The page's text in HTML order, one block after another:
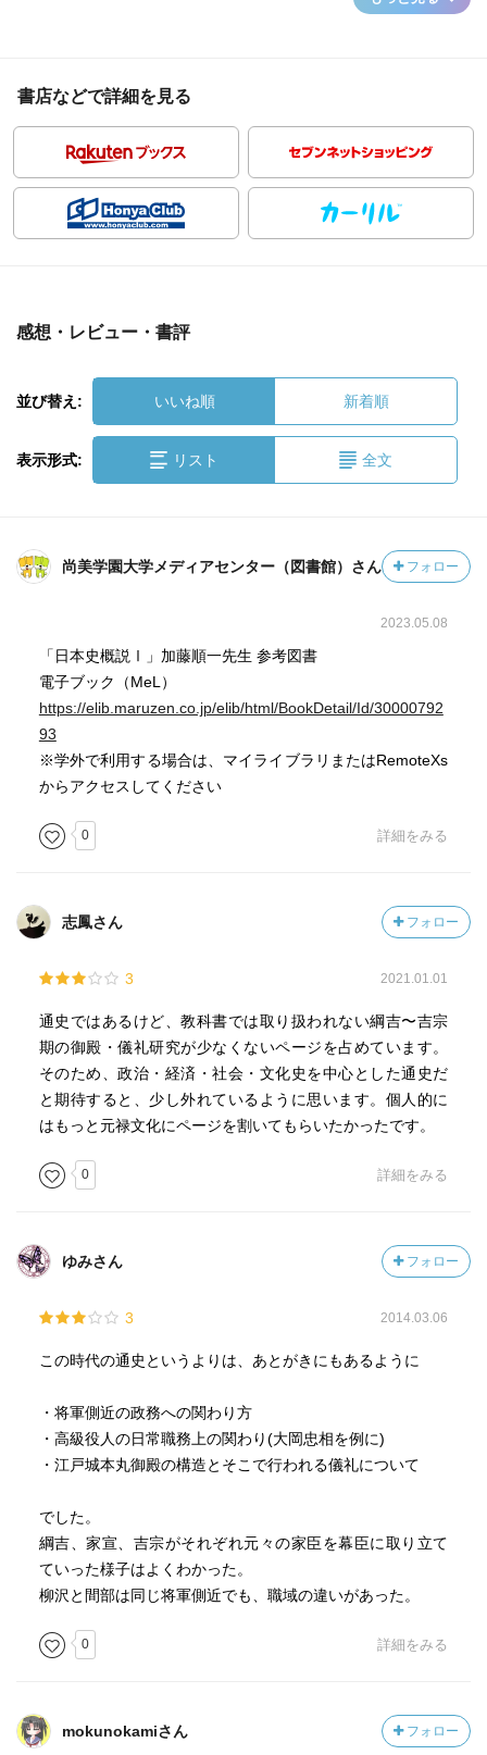
書店などで詳細を見る
感想・レビュー・書評
並び替え: いいね順 新着順
表示形式: リスト 全文
尚美学園大学メディアセンター（図書館）さん フォロー
2023.05.08
「日本史概説Ⅰ」加藤順一先生 参考図書
電子ブック（MeL）
https://elib.maruzen.co.jp/elib/html/BookDetail/Id/30000792
93
※学外で利用する場合は、マイライブラリまたはRemoteXs
からアクセスしてください
0 詳細をみる
志鳳さん フォロー
3 2021.01.01
通史ではあるけど、教科書では取り扱われない綱吉〜吉宗
期の御殿・儀礼研究が少なくないページを占めています。
そのため、政治・経済・社会・文化史を中心とした通史だ
と期待すると、少し外れているように思います。個人的に
はもっと元禄文化にページを割いてもらいたかったです。
0 詳細をみる
ゆみさん フォロー
3 2014.03.06
この時代の通史というよりは、あとがきにもあるように
・将軍側近の政務への関わり方
・高級役人の日常職務上の関わり(大岡忠相を例に)
・江戸城本丸御殿の構造とそこで行われる儀礼について
でした。
綱吉、家宣、吉宗がそれぞれ元々の家臣を幕臣に取り立て
ていった様子はよくわかった。
柳沢と間部は同じ将軍側近でも、職域の違いがあった。
0 詳細をみる
mokunokamiさん フォロー